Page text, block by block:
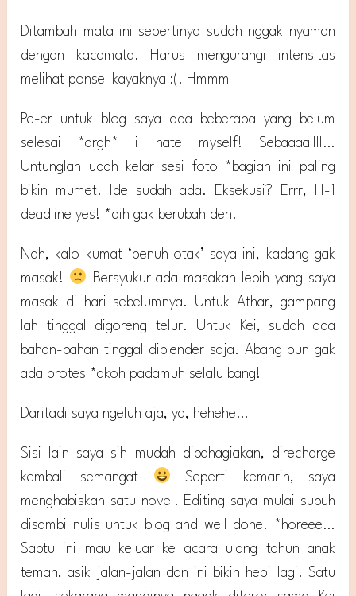
Ditambah mata ini sepertinya sudah nggak nyaman
dengan kacamata. Harus mengurangi intensitas
melihat ponsel kayaknya :(. Hmmm
Pe-er untuk blog saya ada beberapa yang belum
selesai *argh* i hate myself! Sebaaaallll…
Untunglah udah kelar sesi foto *bagian ini paling
bikin mumet. Ide sudah ada. Eksekusi? Errr, H-1
deadline yes! *dih gak berubah deh.
Nah, kalo kumat ‘penuh otak’ saya ini, kadang gak
masak!
Bersyukur ada masakan lebih yang saya
masak di hari sebelumnya. Untuk Athar, gampang
lah tinggal digoreng telur. Untuk Kei, sudah ada
bahan-bahan tinggal diblender saja. Abang pun gak
ada protes *akoh padamuh selalu bang!
Daritadi saya ngeluh aja, ya, hehehe…
Sisi lain saya sih mudah dibahagiakan, direcharge
kembali semangat
Seperti kemarin, saya
menghabiskan satu novel. Editing saya mulai subuh
disambi nulis untuk blog and well done! *horeee…
Sabtu ini mau keluar ke acara ulang tahun anak
teman, asik jalan-jalan dan ini bikin hepi lagi. Satu